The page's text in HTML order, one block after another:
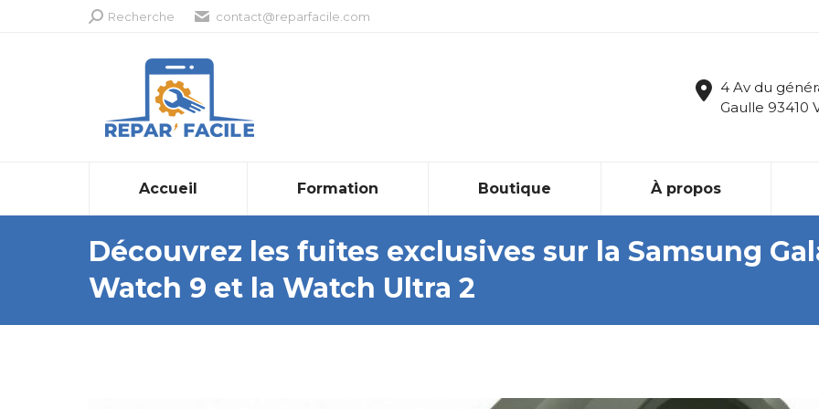
Recherche
Recherche contact@reparfacile.com
4 Av du
Gaulle 93410
Accueil Formation Boutique À propos
Découvrez les fuites exclusives sur la Samsung
Watch 9 et la Watch Ultra 2